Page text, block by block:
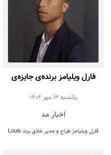
فارل ویلیامز برنده‌ی جایزه‌ی
یک عمر دستاورد هنری آندره
لیون تالی شد
يكشنبه 13 مهر 1404
اخبار مد
فارل ویلیامز طراح و مدیر خلاق برند Louis